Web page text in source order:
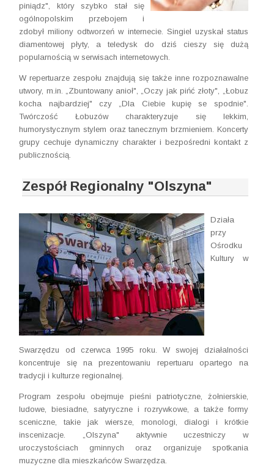
piniądz", który szybko stał się
ogólnopolskim przebojem i
zdobył miliony odtworzeń w internecie. Singiel uzyskał status
diamentowej płyty, a teledysk do dziś cieszy się dużą
popularnością w serwisach internetowych.
W repertuarze zespołu znajdują się także inne rozpoznawalne
utwory, m.in. „Zbuntowany anioł", „Oczy jak pińć złoty", „Łobuz
kocha najbardziej" czy „Dla Ciebie kupię se spodnie".
Twórczość Łobuzów charakteryzuje się lekkim,
humorystycznym stylem oraz tanecznym brzmieniem. Koncerty
grupy cechuje dynamiczny charakter i bezpośredni kontakt z
publicznością.
Zespół Regionalny "Olszyna"
Działa
przy
Ośrodku
Kultury w
Swarzędzu od czerwca 1995 roku. W swojej działalności
koncentruje się na prezentowaniu repertuaru opartego na
tradycji i kulturze regionalnej.
Program zespołu obejmuje pieśni patriotyczne, żołnierskie,
ludowe, biesiadne, satyryczne i rozrywkowe, a także formy
sceniczne, takie jak wiersze, monologi, dialogi i krótkie
inscenizacje. „Olszyna" aktywnie uczestniczy w
uroczystościach gminnych oraz organizuje spotkania
muzyczne dla mieszkańców Swarzędza.